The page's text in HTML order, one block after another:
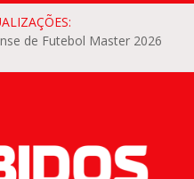
de Futebol Master 2026